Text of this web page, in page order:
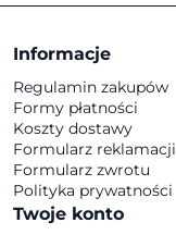
Informacje
Regulamin zakupów
Formy płatności
Koszty dostawy
Formularz reklamacji
Formularz zwrotu
Polityka prywatności
Twoje konto